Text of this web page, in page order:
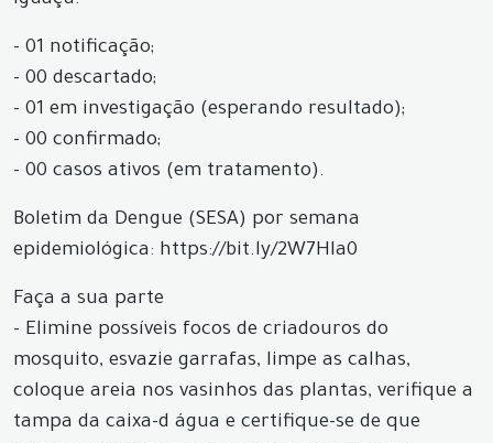
- 01 notificação;
- 00 descartado;
- 01 em investigação (esperando resultado);
- 00 confirmado;
- 00 casos ativos (em tratamento).
Boletim da Dengue (SESA) por semana
epidemiológica: https://bit.ly/2W7Hla0
Faça a sua parte
- Elimine possíveis focos de criadouros do
mosquito, esvazie garrafas, limpe as calhas,
coloque areia nos vasinhos das plantas, verifique a
tampa da caixa-d água e certifique-se de que